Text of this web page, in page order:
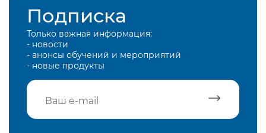
Подписка
Только важная информация:
- новости
- анонсы обучений и мероприятий
- новые продукты